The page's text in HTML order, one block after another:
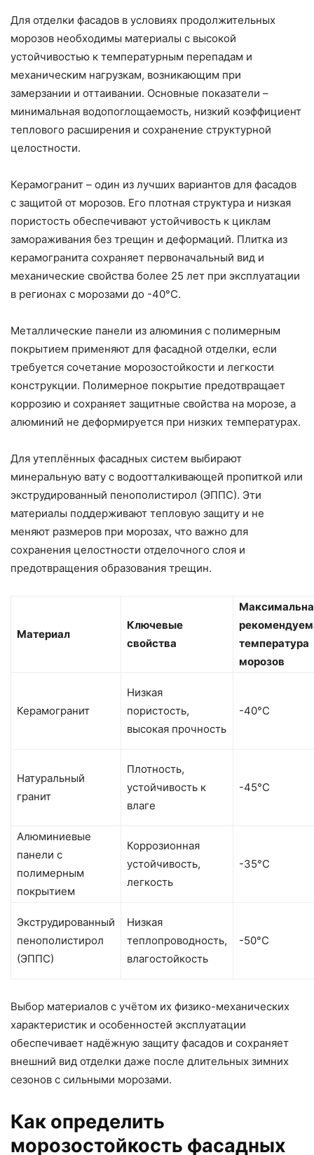
Для отделки фасадов в условиях продолжительных
морозов необходимы материалы с высокой
устойчивостью к температурным перепадам и
механическим нагрузкам, возникающим при
замерзании и оттаивании. Основные показатели –
минимальная водопоглощаемость, низкий коэффициент
теплового расширения и сохранение структурной
целостности.
Керамогранит – один из лучших вариантов для фасадов
с защитой от морозов. Его плотная структура и низкая
пористость обеспечивают устойчивость к циклам
замораживания без трещин и деформаций. Плитка из
керамогранита сохраняет первоначальный вид и
механические свойства более 25 лет при эксплуатации
в регионах с морозами до -40°C.
Металлические панели из алюминия с полимерным
покрытием применяют для фасадной отделки, если
требуется сочетание морозостойкости и легкости
конструкции. Полимерное покрытие предотвращает
коррозию и сохраняет защитные свойства на морозе, а
алюминий не деформируется при низких температурах.
Для утеплённых фасадных систем выбирают
минеральную вату с водоотталкивающей пропиткой или
экструдированный пенополистирол (ЭППС). Эти
материалы поддерживают тепловую защиту и не
меняют размеров при морозах, что важно для
сохранения целостности отделочного слоя и
предотвращения образования трещин.
Материал
Ключевые
свойства
температура
морозов
Керамогранит
Низкая
пористость,
высокая прочность
-40°C
Натуральный
гранит
Плотность,
устойчивость к
влаге
-45°C
Алюминиевые
панели с
полимерным
покрытием
Коррозионная
устойчивость,
легкость
-35°C
Экструдированный
пенополистирол
(ЭППС)
Низкая
теплопроводность,
влагостойкость
-50°C
Выбор материалов с учётом их физико-механических
характеристик и особенностей эксплуатации
обеспечивает надёжную защиту фасадов и сохраняет
внешний вид отделки даже после длительных зимних
сезонов с сильными морозами.
Как определить
морозостойкость фасадных